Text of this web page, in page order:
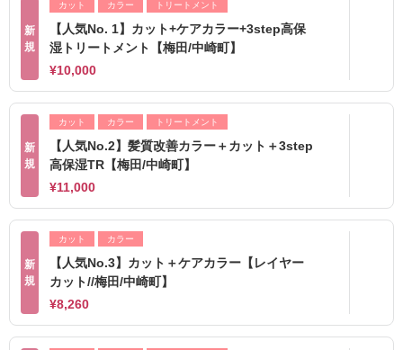
新
規
カット カラー トリートメント
【人気No. 1】カット+ケアカラー+3step高保
湿トリートメント【梅田/中崎町】
¥10,000
新
規
カット カラー トリートメント
【人気No.2】髪質改善カラー＋カット＋3step
高保湿TR【梅田/中崎町】
¥11,000
新
規
カット カラー
【人気No.3】カット＋ケアカラー【レイヤー
カット//梅田/中崎町】
¥8,260